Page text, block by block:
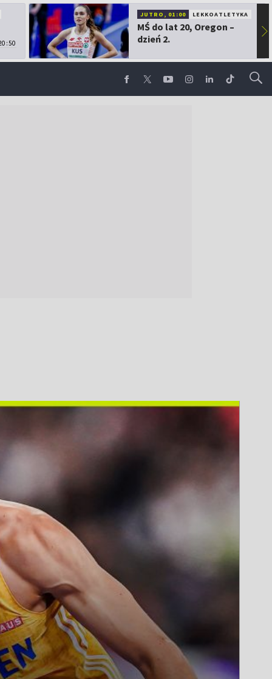
JUTRO, 01:00 LEKKOATLETYKA
MŚ do lat 20, Oregon –
dzień 2.
▶